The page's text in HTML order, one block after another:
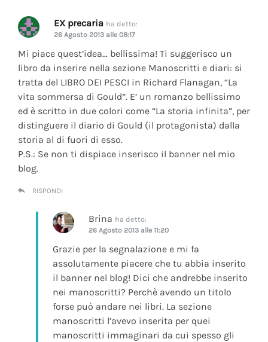
EX precaria ha detto:
26 Agosto 2013 alle 08:17
Mi piace quest’idea… bellissima! Ti suggerisco un
libro da inserire nella sezione Manoscritti e diari: si
tratta del LIBRO DEI PESCI in Richard Flanagan, “La
vita sommersa di Gould”. E’ un romanzo bellissimo
ed è scritto in due colori come “La storia infinita”, per
distinguere il diario di Gould (il protagonista) dalla
storia al di fuori di esso.
P.S.: Se non ti dispiace inserisco il banner nel mio
blog.
RISPONDI
Brina ha detto:
26 Agosto 2013 alle 11:20
Grazie per la segnalazione e mi fa
assolutamente piacere che tu abbia inserito
il banner nel blog! Dici che andrebbe inserito
nei manoscritti? Perchè avendo un titolo
forse può andare nei libri. La sezione
manoscritti l’avevo inserita per quei
manoscritti immaginari da cui spesso gli